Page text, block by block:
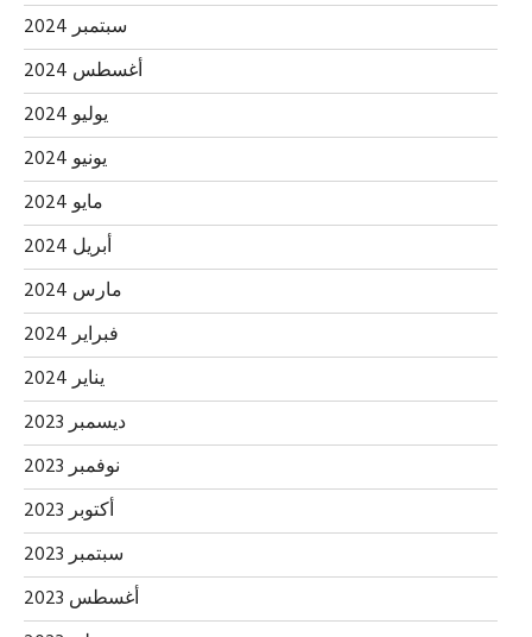
سبتمبر 2024
أغسطس 2024
يوليو 2024
يونيو 2024
مايو 2024
أبريل 2024
مارس 2024
فبراير 2024
يناير 2024
ديسمبر 2023
نوفمبر 2023
أكتوبر 2023
سبتمبر 2023
أغسطس 2023